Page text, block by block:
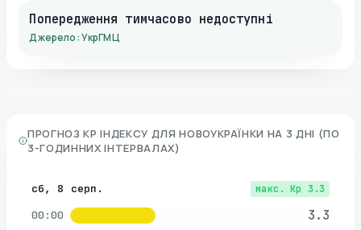
Попередження тимчасово недоступні
Джерело: УкрГМЦ
ПРОГНОЗ KP ІНДЕКСУ ДЛЯ НОВОУКРАЇНКИ НА 3 ДНІ (ПО
3-ГОДИННИХ ІНТЕРВАЛАХ)
сб, 8 серп. макс. Kp 3.3
00:00 3.3